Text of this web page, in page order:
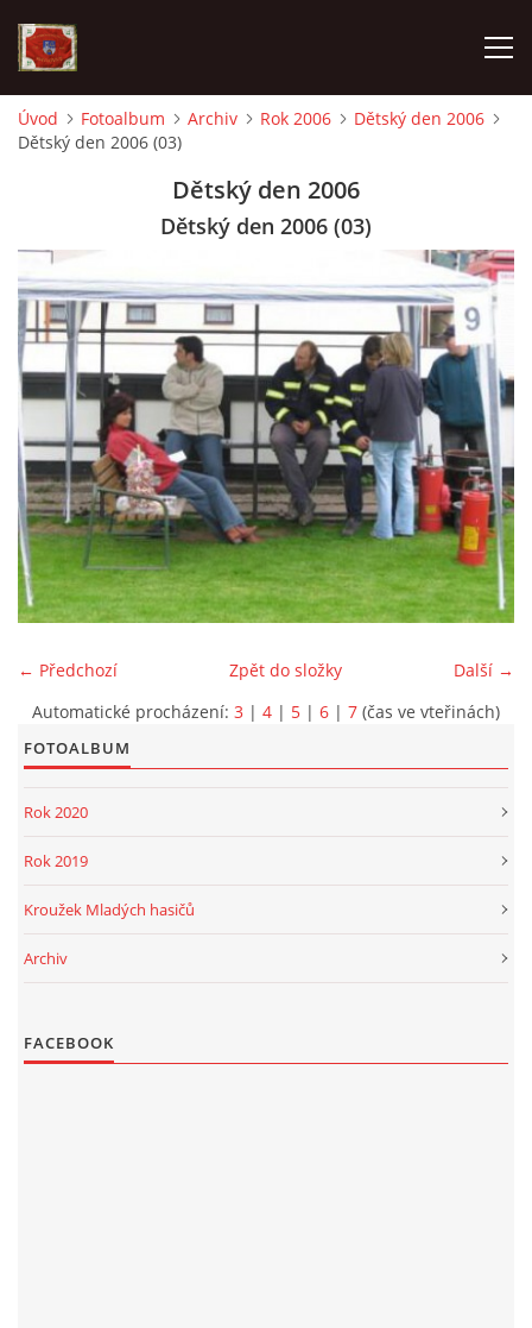
AKTUALITY
VÝJEZDOVÁ JEDNOTKA
KROUŽEK MLADÝCH HASIČŮ
OHLÁŠENÍ PÁLENÍ
KONTAKT
PROJEKT DOPRAVNÍ AUTOMOBIL
SH ČMS - Sbor dobrovolných hasičů Havlovice
542 32 Úpice
© 2026 eStránky.cz
Úvod Fotoalbum Archiv Rok 2006
Dětský den 2006
Dětský den 2006 (03)
Dětský den 2006
Dětský den 2006 (03)
← Předchozí Další →
Zpět do složky
Automatické procházení: 3 | 4 | 5 | 6 | 7 (čas ve vteřinách)
FOTOALBUM
Rok 2020
Rok 2019
Kroužek Mladých hasičů
Archiv
FACEBOOK